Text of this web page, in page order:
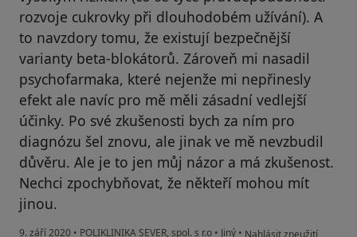
rozvoje cukrovky při dlouhodobém užívání). A
to navzdory tomu, že existují bezpečnější
varianty beta-blokátorů. Zároveň mi nasadil
psychofarmaka, které nejenže mi nepřinesly
efekt ale navíc pro mě měli zásadní vedlejší
účinky. Po své zkušenosti bych za ním pro
diagnózu šel znovu, ale jinak ve mě nevzbudil
důvěru. Ale je to jen můj názor a má zkušenost.
Nechci zpochybňovat, že někteří mohou mít
jinou.
9. září 2020 • POLIKLINIKA SEVER, spol. s r.o • Jiný • podle názoru uživatele I.